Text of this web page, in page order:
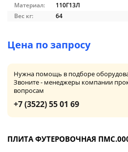
Материал:
110Г13Л
Вес кг:
64
Цена по запросу
Нужна помощь в подборе
Звоните - менеджеры компании
вопросам
+7 (3522) 55 01 69
ПЛИТА ФУТЕРОВОЧНАЯ